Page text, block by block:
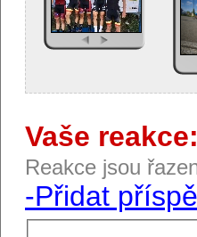
Vaše
Reakce jsou
-Přidat